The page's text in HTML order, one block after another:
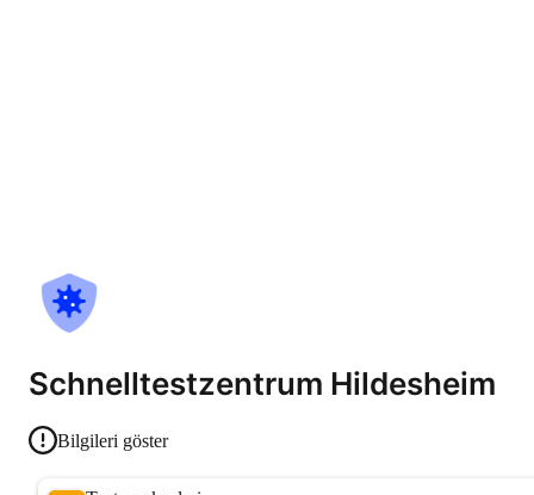
Schnelltestzentrum Hildesheim
Bilgileri göster